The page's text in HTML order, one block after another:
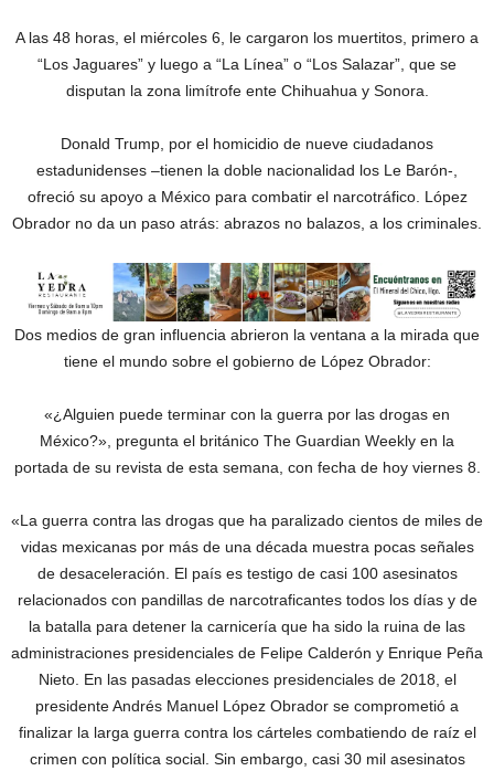
A las 48 horas, el miércoles 6, le cargaron los muertitos, primero a
“Los Jaguares” y luego a “La Línea” o “Los Salazar”, que se
disputan la zona limítrofe ente Chihuahua y Sonora.
Donald Trump, por el homicidio de nueve ciudadanos
estadunidenses –tienen la doble nacionalidad los Le Barón-,
ofreció su apoyo a México para combatir el narcotráfico. López
Obrador no da un paso atrás: abrazos no balazos, a los criminales.
Dos medios de gran influencia abrieron la ventana a la mirada que
tiene el mundo sobre el gobierno de López Obrador:
«¿Alguien puede terminar con la guerra por las drogas en
México?», pregunta el británico The Guardian Weekly en la
portada de su revista de esta semana, con fecha de hoy viernes 8.
«La guerra contra las drogas que ha paralizado cientos de miles de
vidas mexicanas por más de una década muestra pocas señales
de desaceleración. El país es testigo de casi 100 asesinatos
relacionados con pandillas de narcotraficantes todos los días y de
la batalla para detener la carnicería que ha sido la ruina de las
administraciones presidenciales de Felipe Calderón y Enrique Peña
Nieto. En las pasadas elecciones presidenciales de 2018, el
presidente Andrés Manuel López Obrador se comprometió a
finalizar la larga guerra contra los cárteles combatiendo de raíz el
crimen con política social. Sin embargo, casi 30 mil asesinatos